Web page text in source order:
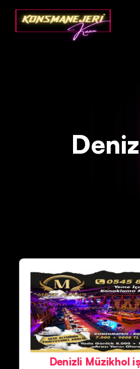
Deprecated: json_decode(): Passing
Denizli Müzikhol